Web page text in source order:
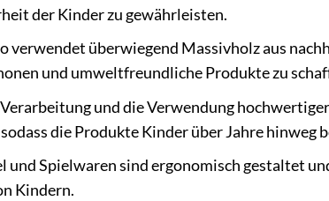
der Kinder zu gewährleisten.
verwendet überwiegend Massivholz aus
und umweltfreundliche Produkte zu
und die Verwendung
die Produkte Kinder über Jahre hinweg
und Spielwaren sind ergonomisch gestaltet
Kindern.